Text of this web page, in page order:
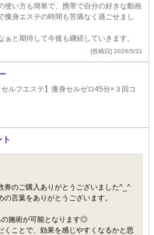
使い方も簡単で、携帯で自分の好きな動画
痩身エステの時間も苦痛なく過ごせまし
と期待して今後も継続していきます。
[投稿日] 2026/5/31
ルフエステ】痩身セルゼロ45分×３回コ
券のご購入ありがとうございました^_^
言葉をありがとうございます。
施術が可能となります◎
くことで、効果を感じやすくなるかと思